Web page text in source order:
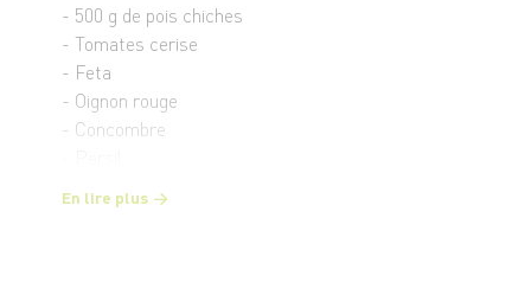
- 500 g de pois chiches
- Tomates cerise
- Feta
- Oignon rouge
- Concombre
- Jus de citron
En lire plus